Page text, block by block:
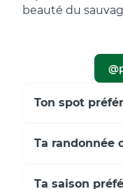
beauté du
Ton spot
Ta randonnée
Ta saison